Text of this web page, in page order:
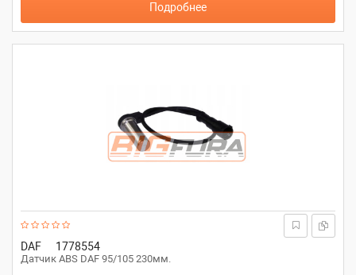
Подробнее
DAF 1778554
Датчик ABS DAF 95/105 230мм.